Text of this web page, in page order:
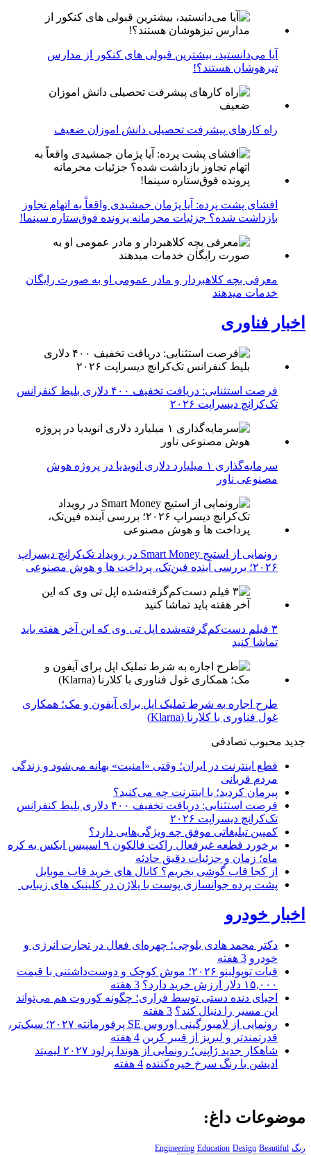
آیا می‌دانستید، بیشترین قبولی های کنکور از مدارس
تیزهوشان هستند؟!
راه کارهای پیشرفت تحصیلی دانش اموزان ضعیف
افشای پشت پرده: آیا پژمان جمشیدی واقعاً به اتهام تجاوز
بازداشت شده؟ جزئیات محرمانه پرونده فوق‌ستاره سینما!
معرفی بچه کلاهبردار و مادر عمومی او به صورت رایگان
خدمات میدهند
اخبار فناوری
فرصت استثنایی: دریافت تخفیف ۴۰۰ دلاری بلیط کنفرانس
تک‌کرانچ دیسراپت ۲۰۲۶
سرمایه‌گذاری ۱ میلیارد دلاری انویدیا در پروژه هوش
مصنوعی ناور
رونمایی از استیج Smart Money در رویداد تک‌کرانچ دیسراپ
۲۰۲۶؛ بررسی آینده فین‌تک، پرداخت‌ ها و هوش مصنوعی
۳ فیلم دست‌کم‌گرفته‌شده اپل تی وی که این آخر هفته باید
تماشا کنید
طرح اجاره به شرط تملیک اپل برای آیفون و مک؛ همکاری
غول فناوری با کلارنا (Klarna)
جدید محبوب تصادفی
قطع اینترنت در ایران؛ وقتی «امنیت» بهانه می‌شود و زندگی
مردم قربانی
پیرمان کردید؛ با اینترنت چه می‌کنید؟
فرصت استثنایی: دریافت تخفیف ۴۰۰ دلاری بلیط کنفرانس
تک‌کرانچ دیسراپت ۲۰۲۶
کمپین تبلیغاتی موفق چه ویژگی‌هایی دارد؟
برخورد قطعه غیرفعال راکت فالکون ۹ اسپیس ایکس به کره
ماه؛ زمان و جزئیات دقیق حادثه
از کجا قاب گوشی بخریم؟ کانال های خرید قاب موبایل
پشت پرده جوانسازی پوست با پلاژن در کلینیک های زیبایی
اخبار خودرو
دکتر محمد هادی بلوچی؛ چهره‌ای فعال در تجارت انرژی و
خودرو 3 هفته
فیات توپولینو ۲۰۲۶؛ موش کوچک و دوست‌داشتنی با قیمت
۱۵,۰۰۰ دلار ارزش خرید دارد؟
3 هفته
احیای دنده دستی توسط فراری؛ چگونه کوروت هم می‌تواند
این مسیر را دنبال کند؟ 3 هفته
رونمایی از لامبورگینی اوروس SE پرفورمانته ۲۰۲۷؛ سبک‌تر،
قدرتمندتر و لبریز از فیبر کربن 4 هفته
شاهکار جدید ژاپنی؛ رونمایی از هوندا پرلود ۲۰۲۷ لیمیتد
ادیشن با رنگ سرخ خیره‌کننده 4 هفته
موضوعات داغ:
رنگ Engineering Education Design Beautiful